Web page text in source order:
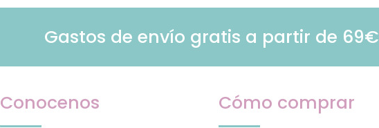
Gastos de envío gratis a partir de 69€
Conocenos Cómo comprar